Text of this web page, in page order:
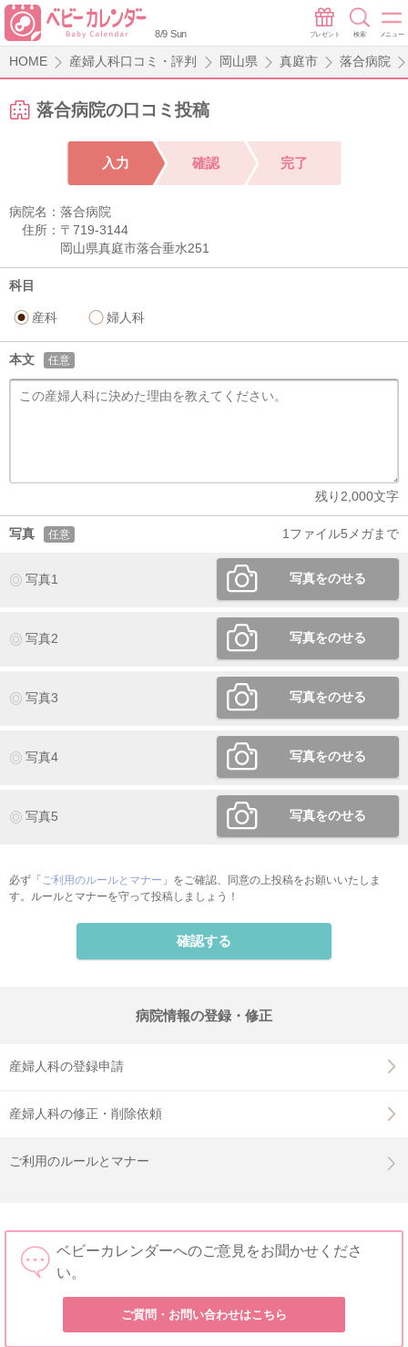
8/9 Sun プレゼント 検索 メニュー
HOME 産婦人科口コミ・評判 岡山県 真庭市 落合病院
落合病院の口コミ投稿
入力 確認 完了
病院名： 落合病院
住所： 〒719-3144
岡山県真庭市落合垂水251
科目
産科 婦人科
本文 任意
残り 2,000文字
写真 任意 1ファイル5メガまで
写真1 写真をのせる
写真2 写真をのせる
写真3 写真をのせる
写真4 写真をのせる
写真5 写真をのせる
必ず「 ご利用のルールとマナー 」をご確認、同意の上投稿をお願いいたしま
す。ルールとマナーを守って投稿しましょう！
確認する
病院情報の登録・修正
産婦人科の登録申請
産婦人科の修正・削除依頼
ご利用のルールとマナー
ベビーカレンダーへのご意見をお聞かせくださ
い。
ご質問・お問い合わせはこちら